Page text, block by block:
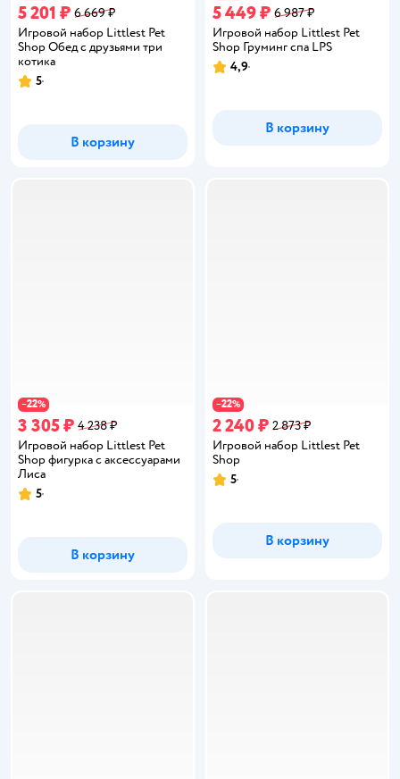
5 201 ₽ 6 669 ₽
Игровой набор Littlest Pet
Shop Обед с друзьями три
котика
Рейтинг:
5
В корзину
5 449 ₽ 6 987 ₽
Игровой набор Littlest Pet
Shop Груминг спа LPS
Рейтинг:
4,9
В корзину
−22%
3 305 ₽ 4 238 ₽
Игровой набор Littlest Pet
Shop фигурка с аксессуарами
Лиса
Рейтинг:
5
В корзину
−22%
2 240 ₽ 2 873 ₽
Игровой набор Littlest Pet
Shop
Рейтинг:
5
В корзину